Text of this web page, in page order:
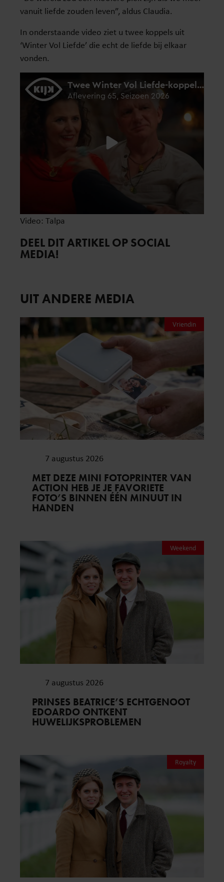
vanuit liefde zouden leven”, aldus Claudia.
In onderstaande video ziet u twee koppels uit
‘Winter Vol Liefde’ die echt de liefde bij elkaar
vonden.
Video: Talpa
DEEL DIT ARTIKEL OP SOCIAL
MEDIA!
UIT ANDERE MEDIA
Vriendin
7 augustus 2026
MET DEZE MINI FOTOPRINTER VAN
ACTION HEB JE JE FAVORIETE
FOTO’S BINNEN ÉÉN MINUUT IN
HANDEN
Weekend
7 augustus 2026
PRINSES BEATRICE’S ECHTGENOOT
EDOARDO ONTKENT
HUWELIJKSPROBLEMEN
Royalty